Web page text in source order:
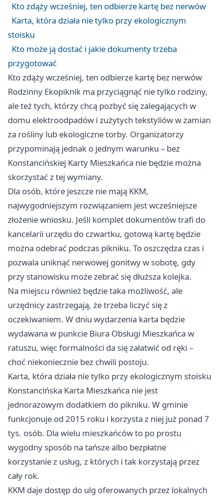
Kto zdąży wcześniej, ten odbierze kartę bez nerwów
Karta, która działa nie tylko przy ekologicznym
stoisku
Kto może ją dostać i jakie dokumenty trzeba
przygotować
Kto zdąży wcześniej, ten odbierze kartę bez nerwów
Rodzinny Ekopiknik ma przyciągnąć nie tylko rodziny,
ale też tych, którzy chcą pozbyć się zalegających w
domu elektroodpadów i zużytych tekstyliów w zamian
za rośliny lub ekologiczne torby. Organizatorzy
przypominają jednak o jednym warunku – bez
Konstancińskiej Karty Mieszkańca nie będzie można
skorzystać z tej wymiany.
Dla osób, które jeszcze nie mają KKM,
najwygodniejszym rozwiązaniem jest wcześniejsze
złożenie wniosku. Jeśli komplet dokumentów trafi do
kancelarii urzędu do czwartku, gotową kartę będzie
można odebrać podczas pikniku. To oszczędza czas i
pozwala uniknąć nerwowej gonitwy w sobotę, gdy
przy stanowisku może zebrać się dłuższa kolejka.
Na miejscu również będzie taka możliwość, ale
urzędnicy zastrzegają, że trzeba liczyć się z
oczekiwaniem. W dniu wydarzenia karta będzie
wydawana w punkcie Biura Obsługi Mieszkańca w
ratuszu, więc formalności da się załatwić od ręki –
choć niekoniecznie bez chwili postoju.
Karta, która działa nie tylko przy ekologicznym stoisku
Konstancińska Karta Mieszkańca nie jest
jednorazowym dodatkiem do pikniku. W gminie
funkcjonuje od 2015 roku i korzysta z niej już ponad 7
tys. osób. Dla wielu mieszkańców to po prostu
wygodny sposób na tańsze albo bezpłatne
korzystanie z usług, z których i tak korzystają przez
cały rok.
KKM daje dostęp do ulg oferowanych przez lokalnych